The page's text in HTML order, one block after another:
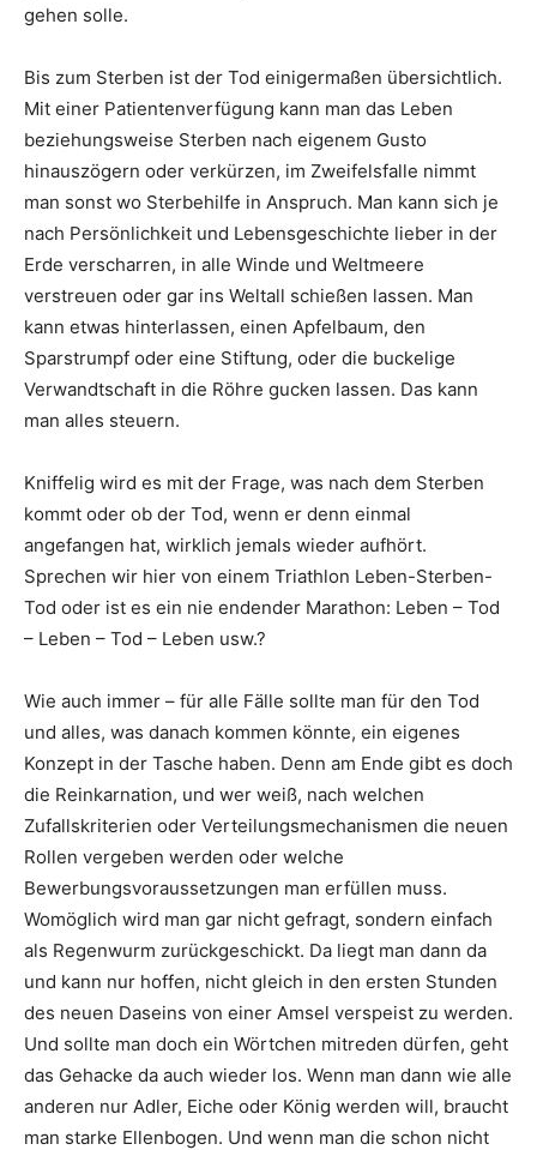
gehen solle.
Bis zum Sterben ist der Tod einigermaßen übersichtlich.
Mit einer Patientenverfügung kann man das Leben
beziehungsweise Sterben nach eigenem Gusto
hinauszögern oder verkürzen, im Zweifelsfalle nimmt
man sonst wo Sterbehilfe in Anspruch. Man kann sich je
nach Persönlichkeit und Lebensgeschichte lieber in der
Erde verscharren, in alle Winde und Weltmeere
verstreuen oder gar ins Weltall schießen lassen. Man
kann etwas hinterlassen, einen Apfelbaum, den
Sparstrumpf oder eine Stiftung, oder die buckelige
Verwandtschaft in die Röhre gucken lassen. Das kann
man alles steuern.
Kniffelig wird es mit der Frage, was nach dem Sterben
kommt oder ob der Tod, wenn er denn einmal
angefangen hat, wirklich jemals wieder aufhört.
Sprechen wir hier von einem Triathlon Leben-Sterben-
Tod oder ist es ein nie endender Marathon: Leben – Tod
– Leben – Tod – Leben usw.?
Wie auch immer – für alle Fälle sollte man für den Tod
und alles, was danach kommen könnte, ein eigenes
Konzept in der Tasche haben. Denn am Ende gibt es doch
die Reinkarnation, und wer weiß, nach welchen
Zufallskriterien oder Verteilungsmechanismen die neuen
Rollen vergeben werden oder welche
Bewerbungsvoraussetzungen man erfüllen muss.
Womöglich wird man gar nicht gefragt, sondern einfach
als Regenwurm zurückgeschickt. Da liegt man dann da
und kann nur hoffen, nicht gleich in den ersten Stunden
des neuen Daseins von einer Amsel verspeist zu werden.
Und sollte man doch ein Wörtchen mitreden dürfen, geht
das Gehacke da auch wieder los. Wenn man dann wie alle
anderen nur Adler, Eiche oder König werden will, braucht
man starke Ellenbogen. Und wenn man die schon nicht